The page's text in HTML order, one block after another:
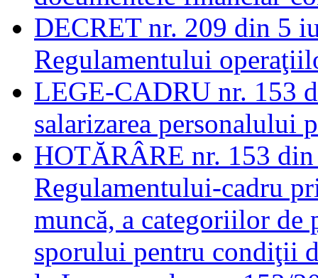
DECRET nr. 209 din 5
Regulamentului
LEGE-CADRU nr. 153
salarizarea
HOTĂRÂRE nr. 153 din
Regulamentului-cadru
muncă, a categoriilor de
sporului pentru condiţii